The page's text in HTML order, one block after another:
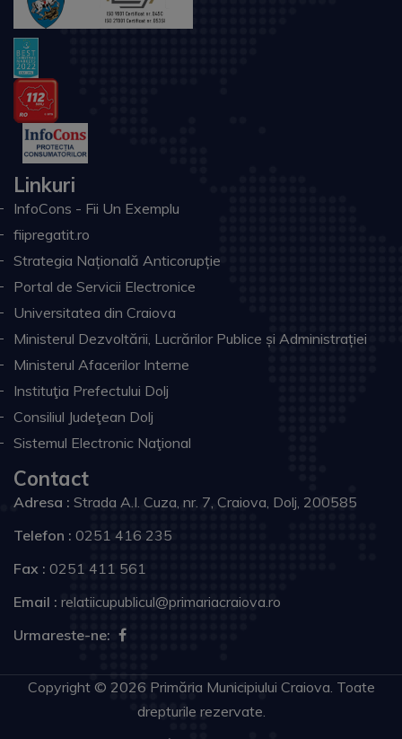
Linkuri
InfoCons - Fii Un Exemplu
fiipregatit.ro
Strategia Națională Anticorupție
Portal de Servicii Electronice
Universitatea din Craiova
Ministerul Dezvoltării, Lucrărilor Publice și Administrației
Ministerul Afacerilor Interne
Instituţia Prefectului Dolj
Consiliul Judeţean Dolj
Sistemul Electronic Naţional
Contact
Adresa : Strada A.I. Cuza, nr. 7, Craiova, Dolj, 200585
Telefon : 0251 416 235
Fax : 0251 411 561
Email : relatiicupublicul@primariacraiova.ro
Urmareste-ne:
Copyright © 2026 Primăria Municipiului Craiova. Toate
drepturile rezervate.